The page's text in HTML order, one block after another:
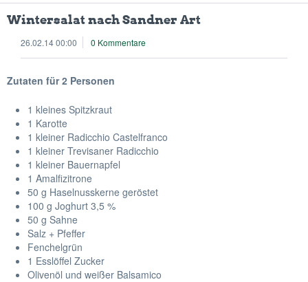
Wintersalat nach Sandner Art
26.02.14 00:00 0 Kommentare
Zutaten für 2 Personen
1 kleines Spitzkraut
1 Karotte
1 kleiner Radicchio Castelfranco
1 kleiner Trevisaner Radicchio
1 kleiner Bauernapfel
1 Amalfizitrone
50 g Haselnusskerne geröstet
100 g Joghurt 3,5 %
50 g Sahne
Salz + Pfeffer
Fenchelgrün
1 Esslöffel Zucker
Olivenöl und weißer Balsamico